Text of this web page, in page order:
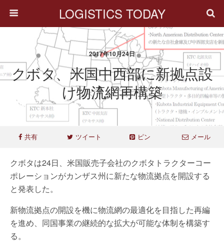
LOGISTICS TODAY
2017年10月24日
クボタ、米国中西部に新拠点設
け物流網再構築
共有 ツイート ピン メール
クボタは24日、米国販売子会社のクボタトラクターコー
ポレーションがカンザス州に新たな物流拠点を開設する
と発表した。
新物流拠点の開設を機に物流網の最適化を目指した再編
を進め、同国事業の継続的な拡大が可能な体制を構築す
る。